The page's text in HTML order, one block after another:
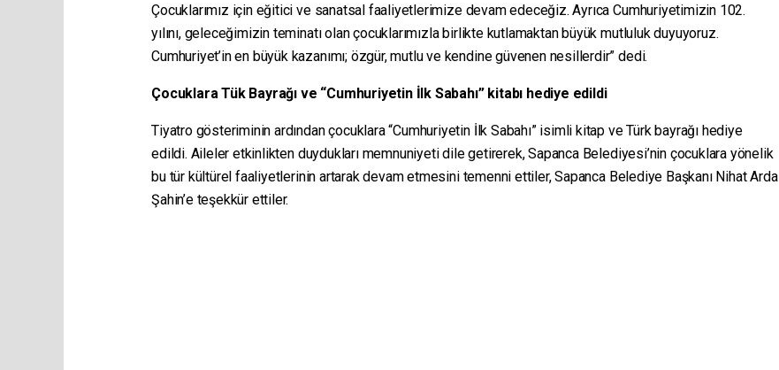
Çocuklarımız için eğitici ve sanatsal faaliyetlerimize devam edeceğiz. Ayrıca Cumhuriyetimizin 102.
yılını, geleceğimizin teminatı olan çocuklarımızla birlikte kutlamaktan büyük mutluluk duyuyoruz.
Cumhuriyet’in en büyük kazanımı; özgür, mutlu ve kendine güvenen nesillerdir” dedi.
Çocuklara Tük Bayrağı ve “Cumhuriyetin İlk Sabahı” kitabı hediye edildi
Tiyatro gösteriminin ardından çocuklara “Cumhuriyetin İlk Sabahı” isimli kitap ve Türk bayrağı hediye
edildi. Aileler etkinlikten duydukları memnuniyeti dile getirerek, Sapanca Belediyesi’nin çocuklara yönelik
bu tür kültürel faaliyetlerinin artarak devam etmesini temenni ettiler, Sapanca Belediye Başkanı Nihat Arda
Şahin’e teşekkür ettiler.